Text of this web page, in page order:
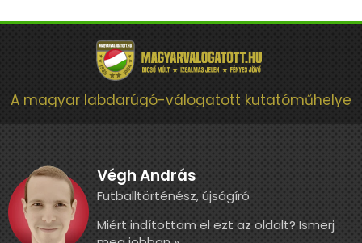
A magyar labdarúgó-válogatott kutatóműhelye
Végh András
Futballtörténész, újságíró
Miért indítottam el ezt az oldalt? Ismerj